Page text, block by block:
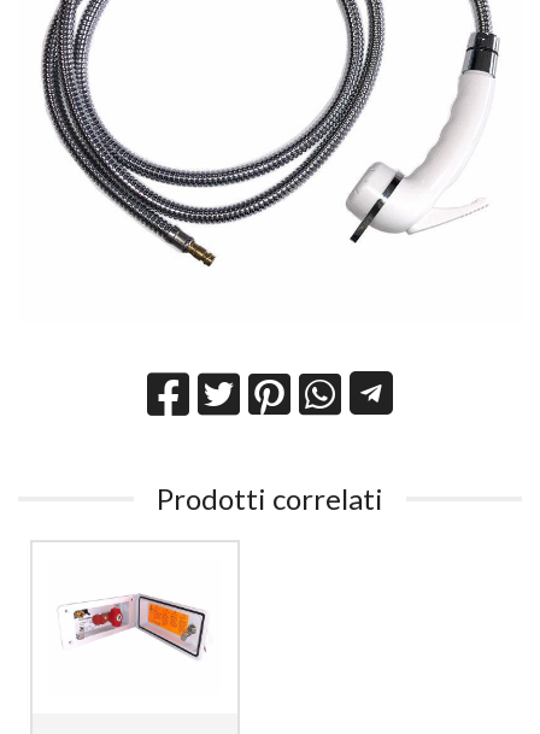
Prodotti correlati